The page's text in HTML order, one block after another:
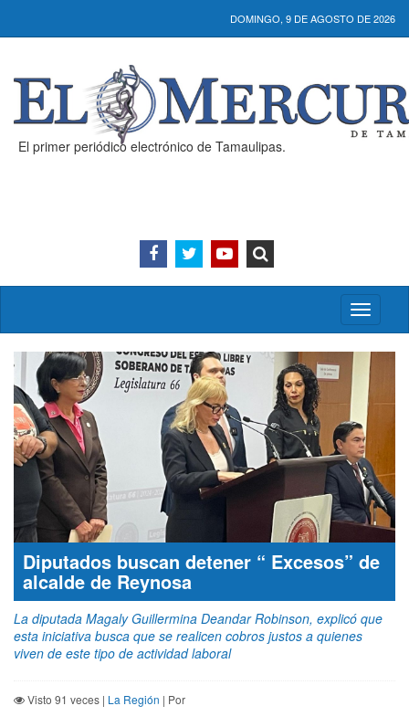
DOMINGO, 9 DE AGOSTO DE 2026
El primer periódico electrónico de Tamaulipas.
Activar/
menú
Diputados buscan detener “ Excesos” de
alcalde de Reynosa
La diputada Magaly Guillermina Deandar Robinson, explicó que
esta iniciativa busca que se realicen cobros justos a quienes
viven de este tipo de actividad laboral
Visto 91 veces | La Región | Por